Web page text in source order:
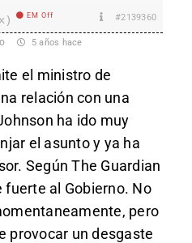
EM Off #2139360
5 años hace
el ministro de
relación con una
ha ido muy
el asunto y ya ha
Según The Guardian
al Gobierno. No
pero
provocar un desgaste